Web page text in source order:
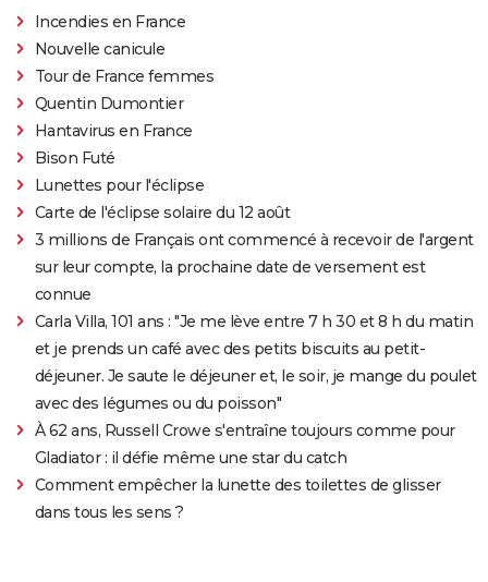
Incendies en France
Nouvelle canicule
Tour de France femmes
Quentin Dumontier
Hantavirus en France
Bison Futé
Lunettes pour l'éclipse
Carte de l'éclipse solaire du 12 août
3 millions de Français ont commencé à recevoir de l'argent
sur leur compte, la prochaine date de versement est
connue
Carla Villa, 101 ans : "Je me lève entre 7 h 30 et 8 h du matin
et je prends un café avec des petits biscuits au petit-
déjeuner. Je saute le déjeuner et, le soir, je mange du poulet
avec des légumes ou du poisson"
À 62 ans, Russell Crowe s'entraîne toujours comme pour
Gladiator : il défie même une star du catch
Comment empêcher la lunette des toilettes de glisser
dans tous les sens ?